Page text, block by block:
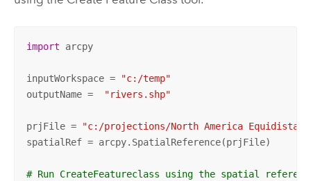
import arcpy
inputWorkspace =
"c:/temp"
outputName =
"rivers.shp"
prjFile =
"c:/projections/North America
spatialRef = arcpy.SpatialReference(prjFile)
# Run CreateFeatureclass using the spatial